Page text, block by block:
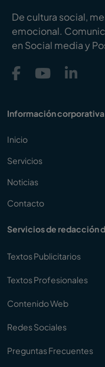
De cultura social,
emocional.
en Social media y
Información corporativa
Inicio
Servicios
Noticias
Contacto
Servicios de redacción
Textos Publicitarios
Textos Profesionales
Contenido Web
Redes Sociales
Preguntas Frecuentes